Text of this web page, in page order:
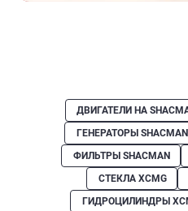
ДВИГАТЕЛИ НА
ГЕНЕРАТОРЫ SHACMAN
ФИЛЬТРЫ SHACMAN
СТЕКЛА XCMG
ГИДРОЦИЛИНДРЫ